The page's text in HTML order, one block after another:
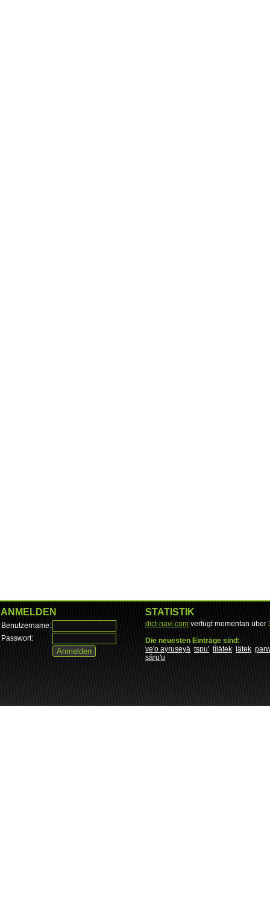
ANMELDEN
Benutzername:
Passwort:
STATISTIK
dict-navi.com verfügt momentan über
Die neuesten Einträge sind:
ve'o ayruseyä tspu' tìlätek lätek
säru'u